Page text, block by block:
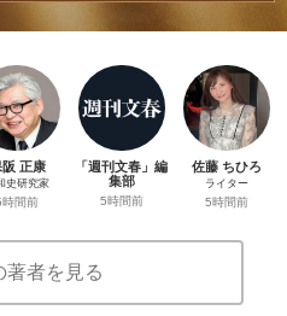
阪 正康
史研究家
時間前
「週刊文春」編
集部
5時間前
佐藤 ちひろ
ライター
5時間前
著者を見る